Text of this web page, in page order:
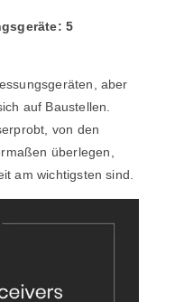
5
aber
auf Baustellen.
von den
überlegen,
am wichtigsten sind.